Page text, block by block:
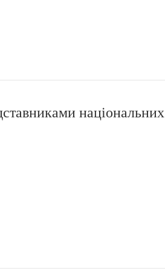
національних